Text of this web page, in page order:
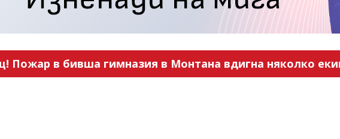
Пожар в бивша гимназия в Монтана вдигна няколко